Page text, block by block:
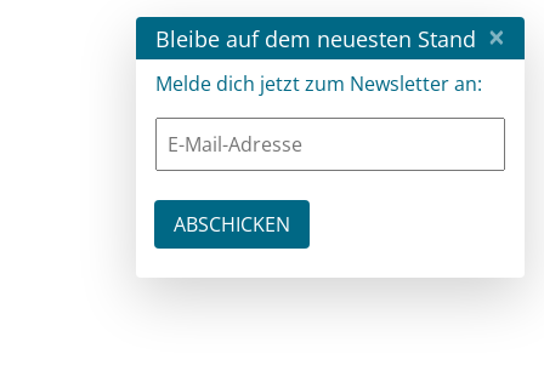
Bleibe auf dem neuesten Stand ×
Melde dich jetzt zum Newsletter an: